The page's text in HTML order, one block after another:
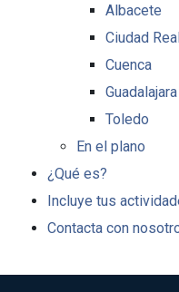
Albacete
Ciudad
Cuenca
Guadalajara
Toledo
En el plano
¿Qué es?
Incluye tus
Contacta con